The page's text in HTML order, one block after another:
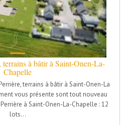
à bâtir à Saint-Onen-La-
Chapelle
terrains à bâtir à Saint-Onen-La
vous présente sont tout nouveau
à Saint-Onen-La-Chapelle : 12
lots…